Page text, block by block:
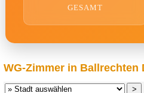
GESAMT
WG-Zimmer in Ballrechten